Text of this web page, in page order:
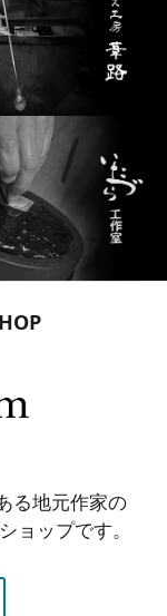
る地元作家の
ョップです。